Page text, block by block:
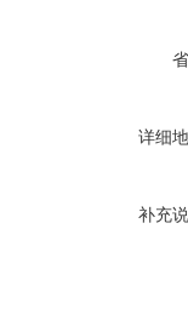
详细
补充